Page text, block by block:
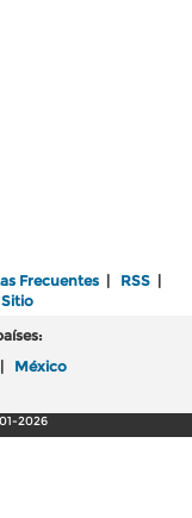
Frecuentes | RSS |
| México
2026